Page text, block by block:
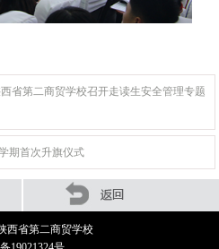
省第二商贸学校召开走读生安全管理专题
期首次升旗仪式
西省第二商贸学校